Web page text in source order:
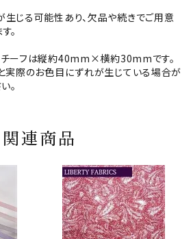
じる可能性あり、欠品や続きでご用意
。
ーフは縦約40mm×横約30mmです。
実際のお色目にずれが生じている場合が
。
関連商品